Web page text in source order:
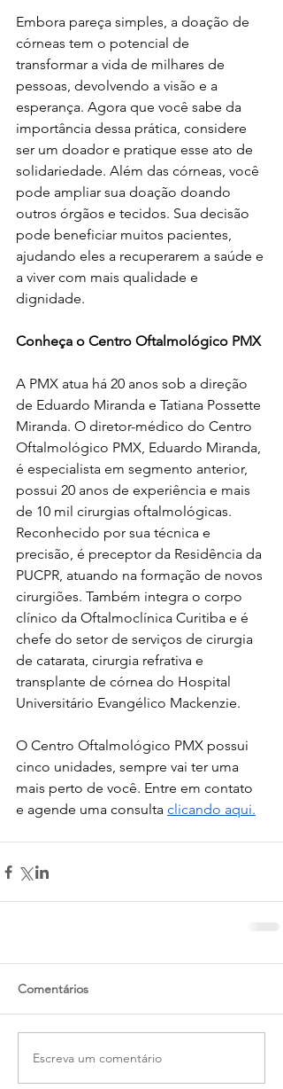
Embora pareça simples, a doação de
córneas tem o potencial de
transformar a vida de milhares de
pessoas, devolvendo a visão e a
esperança. Agora que você sabe da
importância dessa prática, considere
ser um doador e pratique esse ato de
solidariedade. Além das córneas, você
pode ampliar sua doação doando
outros órgãos e tecidos. Sua decisão
pode beneficiar muitos pacientes,
ajudando eles a recuperarem a saúde e
a viver com mais qualidade e
dignidade.
Conheça o Centro Oftalmológico PMX
A PMX atua há 20 anos sob a direção
de Eduardo Miranda e Tatiana Possette
Miranda. ​O diretor-médico do Centro
Oftalmológico PMX, Eduardo Miranda,
é especialista em segmento anterior,
possui 20 anos de experiência e mais
de 10 mil cirurgias oftalmológicas.
Reconhecido por sua técnica e
precisão, é preceptor da Residência da
PUCPR, atuando na formação de novos
cirurgiões. Também integra o corpo
clínico da Oftalmoclínica Curitiba e é
chefe do setor de serviços de cirurgia
de catarata, cirurgia refrativa e
transplante de córnea do Hospital
Universitário Evangélico Mackenzie.
O Centro Oftalmológico PMX possui
cinco unidades, sempre vai ter uma
mais perto de você. Entre em contato
e agende uma consulta clicando aqui.
Comentários
Escreva um comentário